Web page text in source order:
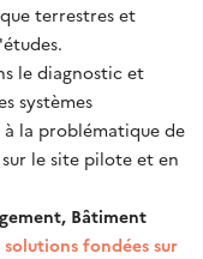
terrestres et
le diagnostic et
systèmes
la problématique de
le site pilote et en
Bâtiment
solutions fondées sur